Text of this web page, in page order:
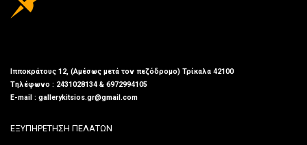
Ιπποκράτους 12, (Αμέσως μετά τον πεζόδρομο) Τρίκαλα 42100
Τηλέφωνο : 2431028134 & 6972994105
E-mail : gallerykitsios.gr@gmail.com
ΕΞΥΠΗΡΕΤΗΣΗ ΠΕΛΑΤΩΝ